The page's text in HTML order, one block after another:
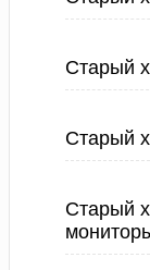
Старый
Старый
Старый